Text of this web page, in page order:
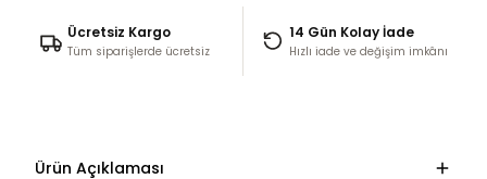
Ücretsiz Kargo
Tüm siparişlerde ücretsiz
14 Gün Kolay İade
Hızlı iade ve değişim imkânı
Ürün Açıklaması